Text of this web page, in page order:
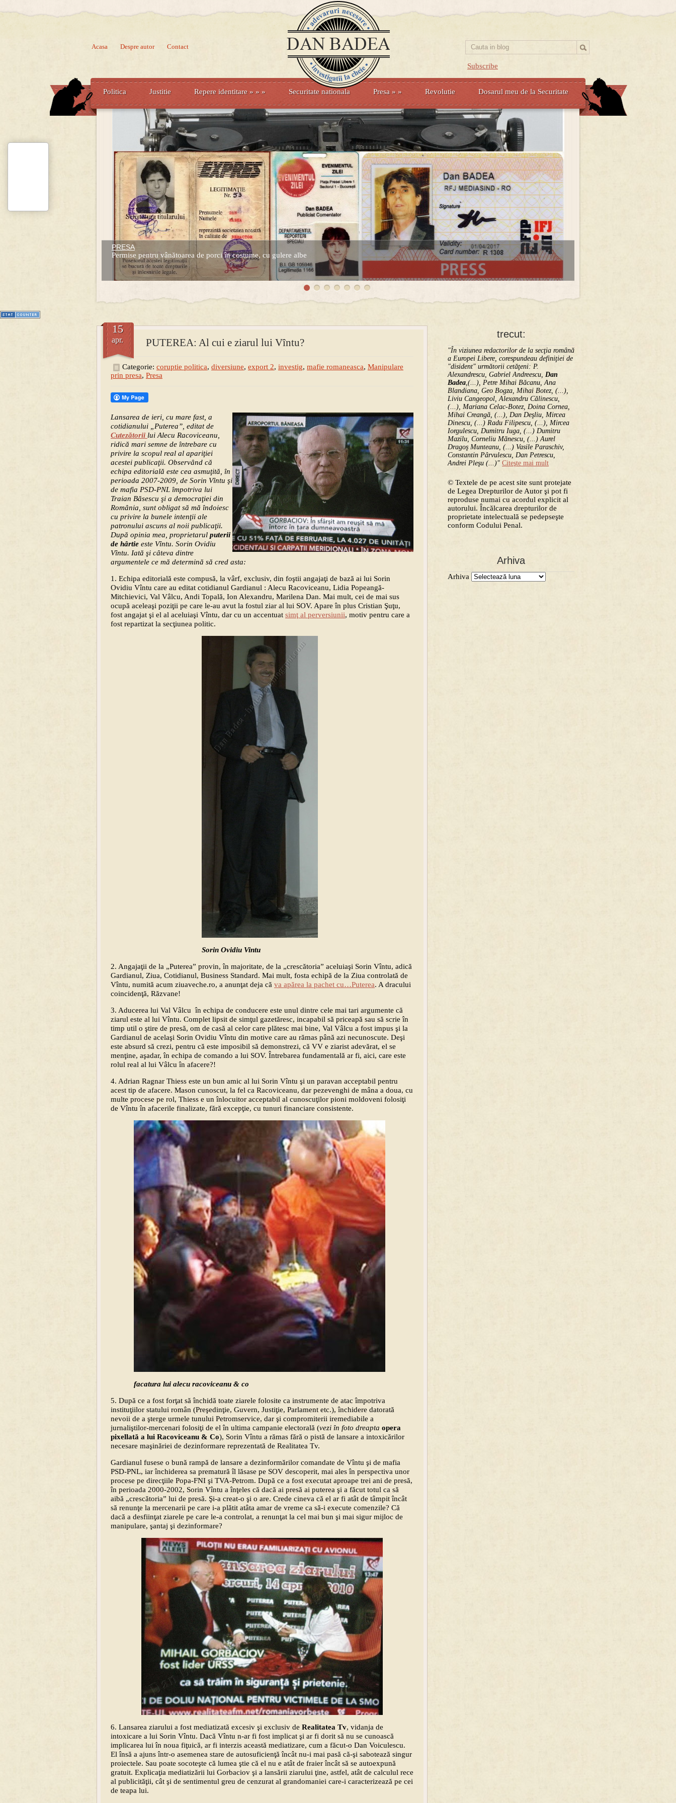
Subscribe
Acasa Despre autor Contact
Politica Justitie Repere identitare » » » Securitate nationala Presa » » Revolutie Dosarul meu de la Securitate
PRESA
Permise pentru vânătoarea de porci în costume, cu gulere albe
Prima mea carte publicata (Nemira)
Averea Presedintelui: prima lucrare despre controversatele conturi secrete ale Securitatii.
trecut:
"În viziunea redactorilor de la secţia română
a Europei Libere, corespundeau definiţiei de
"disident" următorii ce­tă­ţeni: P.
Alexandrescu, Gabriel Andreescu, Dan
Badea,(...), Petre Mihai Băcanu, Ana
Blandiana, Geo Bogza, Mihai Botez, (...),
Liviu Cangeopol, Alexandru Călinescu,
(...), Mariana Celac-Botez, Doina Cornea,
Mihai Creangă, (...), Dan Deşliu, Mircea
Dinescu, (...) Radu Filipescu, (...), Mircea
Iorgulescu, Dumitru Iuga, (...) Dumitru
Mazilu, Corneliu Mănescu, (...) Aurel
Dragoş Munteanu, (...) Vasile Paraschiv,
Constantin Pârvulescu, Dan Petrescu,
Andrei Pleşu (...)" Citeşte mai mult
© Textele de pe acest site sunt protejate
de Legea Drepturilor de Autor şi pot fi
reproduse numai cu acordul explicit al
autorului. Încălcarea drepturilor de
proprietate intelectuală se pedepseşte
conform Codului Penal.
Arhiva
Arhiva
PUTEREA: Al cui e ziarul lui Vîntu?
15
apr.
Categorie: coruptie politica, diversiune, export 2, investig, mafie romaneasca, Manipulare
prin presa, Presa
Lansarea de ieri, cu mare fast, a
cotidianului „Puterea”, editat de
Cutezătorii lui Alecu Racoviceanu,
ridică mari semne de întrebare cu
privire la scopul real al apariţiei
acestei publicaţii. Observând că
echipa editorială este cea asmuţită, în
perioada 2007-2009, de Sorin Vîntu şi
de mafia PSD-PNL împotriva lui
Traian Băsescu şi a democraţiei din
România, sunt obligat să mă îndoiesc
cu privire la bunele intenţii ale
patronului ascuns al noii publicaţii.
După opinia mea, proprietarul puterii
de hârtie este Vîntu. Sorin Ovidiu
Vîntu. Iată şi câteva dintre
argumentele ce mă determină să cred asta:
1. Echipa editorială este compusă, la vârf, exclusiv, din foştii angajaţi de bază ai lui Sorin
Ovidiu Vîntu care au editat cotidianul Gardianul : Alecu Racoviceanu, Lidia Popeangă-
Mitchievici, Val Vâlcu, Andi Topală, Ion Alexandru, Marilena Dan. Mai mult, cei de mai sus
ocupă aceleaşi poziţii pe care le-au avut la fostul ziar al lui SOV. Apare în plus Cristian Şuţu,
fost angajat şi el al aceluiaşi Vîntu, dar cu un accentuat simţ al perversiunii, motiv pentru care a
fost repartizat la secţiunea politic.
Sorin Ovidiu Vintu
2. Angajaţii de la „Puterea” provin, în majoritate, de la „crescătoria” aceluiaşi Sorin Vîntu, adică
Gardianul, Ziua, Cotidianul, Business Standard. Mai mult, fosta echipă de la Ziua controlată de
Vîntu, numită acum ziuaveche.ro, a anunţat deja că va apărea la pachet cu…Puterea. A dracului
coincidenţă, Răzvane!
3. Aducerea lui Val Vâlcu în echipa de conducere este unul dintre cele mai tari argumente că
ziarul este al lui Vîntu. Complet lipsit de simţul gazetăresc, incapabil să priceapă sau să scrie în
timp util o ştire de presă, om de casă al celor care plătesc mai bine, Val Vâlcu a fost impus şi la
Gardianul de acelaşi Sorin Ovidiu Vîntu din motive care au rămas până azi necunoscute. Deşi
este absurd să crezi, pentru că este imposibil să demonstrezi, că VV e ziarist adevărat, el se
menţine, aşadar, în echipa de comando a lui SOV. Întrebarea fundamentală ar fi, aici, care este
rolul real al lui Vâlcu în afacere?!
4. Adrian Ragnar Thiess este un bun amic al lui Sorin Vîntu şi un paravan acceptabil pentru
acest tip de afacere. Mason cunoscut, la fel ca Racoviceanu, dar pezevenghi de mâna a doua, cu
multe procese pe rol, Thiess e un înlocuitor acceptabil al cunoscuţilor pioni moldoveni folosiţi
de Vîntu în afacerile finalizate, fără excepţie, cu tunuri financiare consistente.
facatura lui alecu racoviceanu & co
5. După ce a fost forţat să închidă toate ziarele folosite ca instrumente de atac împotriva
instituţiilor statului român (Preşedinţie, Guvern, Justiţie, Parlament etc.), închidere datorată
nevoii de a şterge urmele tunului Petromservice, dar şi compromiterii iremediabile a
jurnaliştilor-mercenari folosiţi de el în ultima campanie electorală (vezi în foto dreapta opera
pixellată a lui Racoviceanu & Co), Sorin Vîntu a rămas fără o pistă de lansare a intoxicărilor
necesare maşinăriei de dezinformare reprezentată de Realitatea Tv.
Gardianul fusese o bună rampă de lansare a dezinformărilor comandate de Vîntu şi de mafia
PSD-PNL, iar închiderea sa prematură îl lăsase pe SOV descoperit, mai ales în perspectiva unor
procese pe direcţiile Popa-FNI şi TVA-Petrom. După ce a fost executat aproape trei ani de presă,
în perioada 2000-2002, Sorin Vîntu a înţeles că dacă ai presă ai puterea şi a făcut totul ca să
aibă „crescătoria” lui de presă. Şi-a creat-o şi o are. Crede cineva că el ar fi atât de tâmpit încât
să renunţe la mercenarii pe care i-a plătit atâta amar de vreme ca să-i execute comenzile? Că
dacă a desfiinţat ziarele pe care le-a controlat, a renunţat la cel mai bun şi mai sigur mijloc de
manipulare, şantaj şi dezinformare?
6. Lansarea ziarului a fost mediatizată excesiv şi exclusiv de Realitatea Tv, vidanja de
intoxicare a lui Sorin Vîntu. Dacă Vîntu n-ar fi fost implicat şi ar fi dorit să nu se cunoască
implicarea lui în noua fiţuică, ar fi interzis această mediatizare, cum a făcut-o Dan Voiculescu.
El însă a ajuns într-o asemenea stare de autosuficienţă încât nu-i mai pasă că-şi sabotează singur
proiectele. Sau poate socoteşte că lumea ştie că el nu e atât de fraier încât să se autoexpună
gratuit. Explicaţia mediatizării lui Gorbaciov şi a lansării ziarului ţine, astfel, atât de calculul rece
al publicităţii, cât şi de sentimentul greu de cenzurat al grandomaniei care-i caracterizează pe cei
de teapa lui.